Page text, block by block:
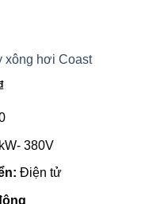
xông hơi Coast
380V
Điện tử